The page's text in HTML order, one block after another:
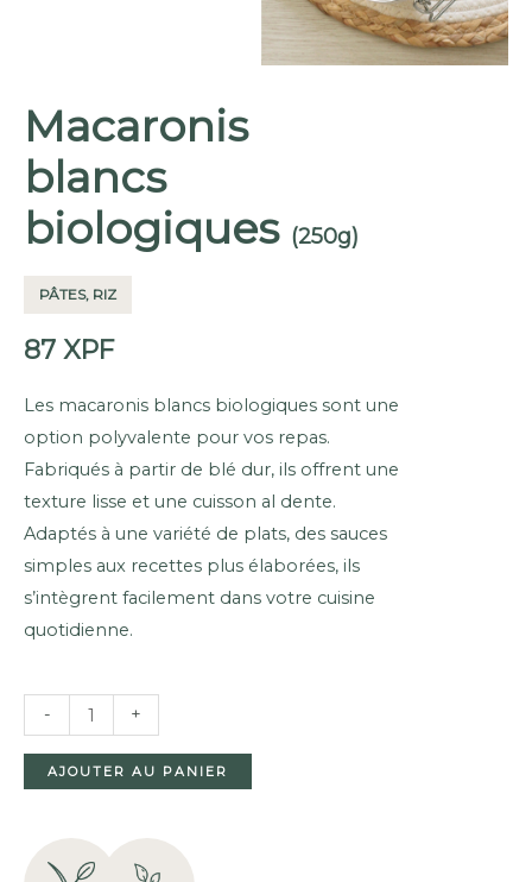
Macaronis
blancs
biologiques (250g)
PÂTES, RIZ
87 XPF
Les macaronis blancs biologiques sont une
option polyvalente pour vos repas.
Fabriqués à partir de blé dur, ils offrent une
texture lisse et une cuisson al dente.
Adaptés à une variété de plats, des sauces
simples aux recettes plus élaborées, ils
s’intègrent facilement dans votre cuisine
quotidienne.
-
QUANTITÉ
DE
MACARONIS
BIOLOGIQUES
(250G)
+
AJOUTER AU PANIER